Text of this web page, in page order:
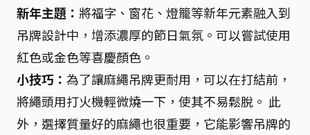
新年主題： 將福字、窗花、燈籠等新年元素融入到
吊牌設計中，增添濃厚的節日氣氛。可以嘗試使用
紅色或金色等喜慶顏色。
小技巧： 為了讓麻繩吊牌更耐用，可以在打結前，
將繩頭用打火機輕微燒一下，使其不易鬆脫。 此
外，選擇質量好的麻繩也很重要，它能影響吊牌的